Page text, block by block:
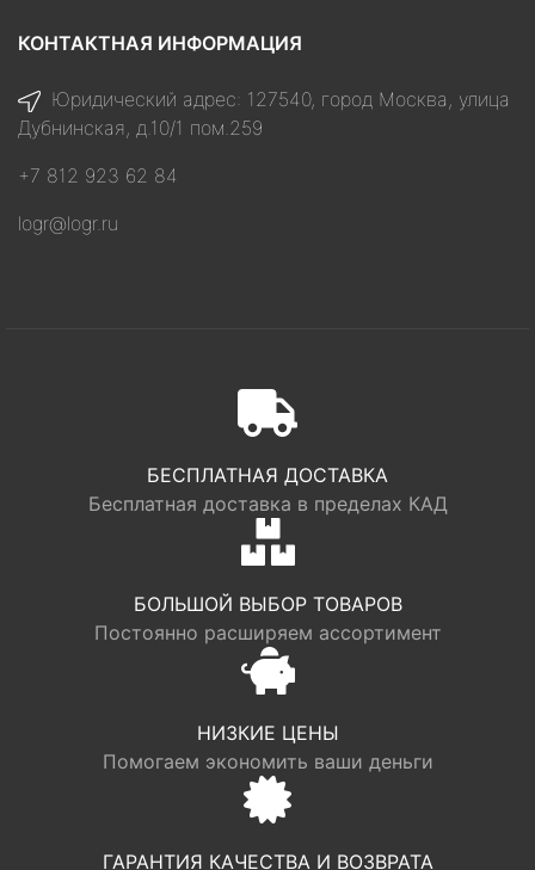
КОНТАКТНАЯ ИНФОРМАЦИЯ
Юридический адрес: 127540, город Москва, улица
Дубнинская, д.10/1 пом.259
+7 812 923 62 84
logr@logr.ru
БЕСПЛАТНАЯ ДОСТАВКА
Бесплатная доставка в пределах КАД
БОЛЬШОЙ ВЫБОР ТОВАРОВ
Постоянно расширяем ассортимент
НИЗКИЕ ЦЕНЫ
Помогаем экономить ваши деньги
ГАРАНТИЯ КАЧЕСТВА И ВОЗВРАТА